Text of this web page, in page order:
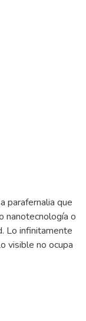
parafernalia que
nanotecnología o
Lo infinitamente
visible no ocupa